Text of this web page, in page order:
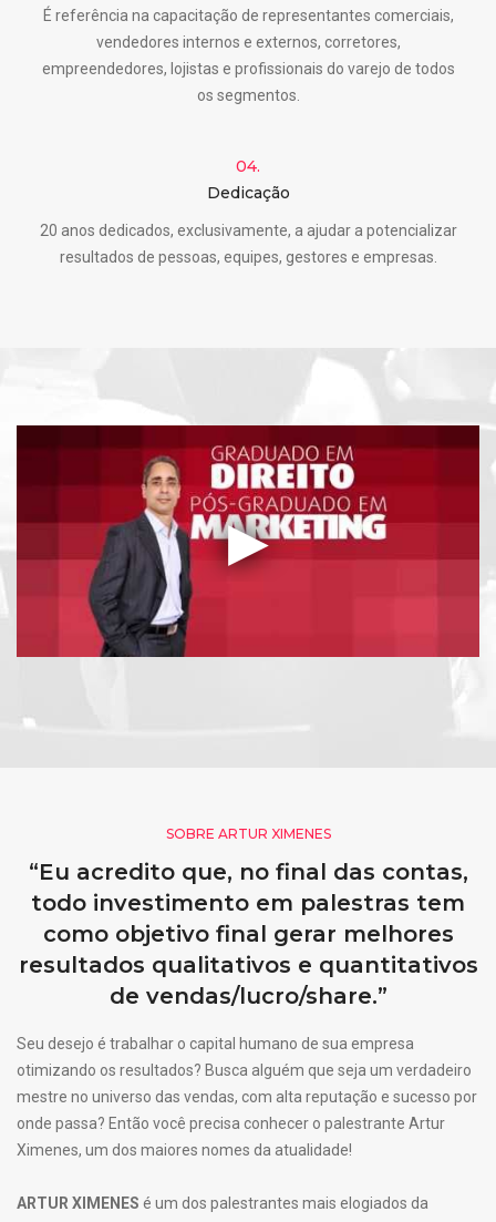
É referência na capacitação de representantes comerciais,
vendedores internos e externos, corretores,
empreendedores, lojistas e profissionais do varejo de todos
os segmentos.
04.
Dedicação
20 anos dedicados, exclusivamente, a ajudar a potencializar
resultados de pessoas, equipes, gestores e empresas.
SOBRE ARTUR XIMENES
“Eu acredito que, no final das contas,
todo investimento em palestras tem
como objetivo final gerar melhores
resultados qualitativos e quantitativos
de vendas/lucro/share.”
Seu desejo é trabalhar o capital humano de sua empresa
otimizando os resultados? Busca alguém que seja um verdadeiro
mestre no universo das vendas, com alta reputação e sucesso por
onde passa? Então você precisa conhecer o palestrante Artur
Ximenes, um dos maiores nomes da atualidade!
ARTUR XIMENES é um dos palestrantes mais elogiados da